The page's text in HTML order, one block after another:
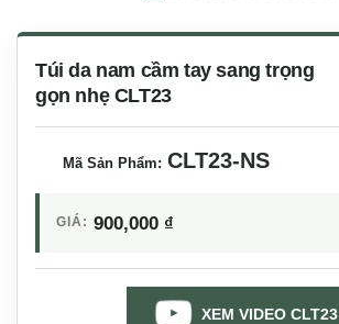
Túi da nam cầm tay sang trọng
gọn nhẹ CLT23
Mã Sản Phẩm: CLT23-NS
GIÁ: 900,000 ₫
XEM VIDEO CLT23